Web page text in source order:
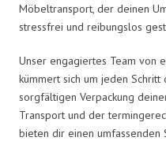
Möbeltransport, der deinen
stressfrei und reibungslos
Unser engagiertes Team von
kümmert sich um jeden Schritt
sorgfältigen Verpackung
Transport und der
bieten dir einen umfassenden